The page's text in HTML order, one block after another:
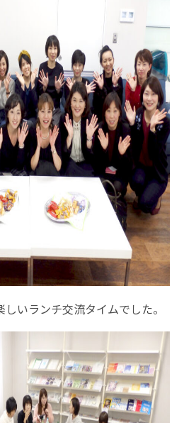
いランチ交流タイムでした。